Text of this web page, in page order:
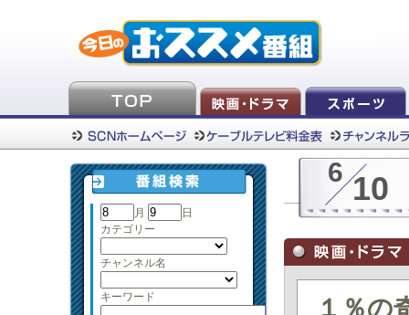
月
日
カテゴリー
チャンネル名
キーワード
6 10
１％の